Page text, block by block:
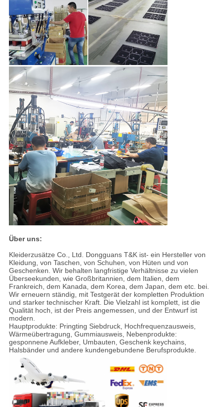
Über uns:
Kleiderzusätze Co., Ltd. Dongguans T&K ist- ein Hersteller von
Kleidung, von Taschen, von Schuhen, von Hüten und von
Geschenken. Wir behalten langfristige Verhältnisse zu vielen
Überseekunden, wie Großbritannien, dem Italien, dem
Frankreich, dem Kanada, dem Korea, dem Japan, dem etc. bei.
Wir erneuern ständig, mit Testgerät der kompletten Produktion
und starker technischer Kraft. Die Vielzahl ist komplett, ist die
Qualität hoch, ist der Preis angemessen, und der Entwurf ist
modern.
Hauptprodukte: Pringting Siebdruck, Hochfrequenzausweis,
Wärmeübertragung, Gummiausweis, Nebenprodukte:
gesponnene Aufkleber, Umbauten, Geschenk keychains,
Halsbänder und andere kundengebundene Berufsprodukte.